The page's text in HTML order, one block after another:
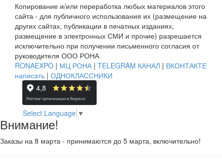
Копирование и/или переработка любых материалов этого
сайта - для публичного использования их (размещение на
других сайтах, публикации в печатных изданиях,
размещение в электронных СМИ и прочие) разрешается
исключительно при получении письменного согласия от
руководителя ООО РОНА
RONAEXPO | МЦ РОНА | TELEGRAM КАНАЛ | ВКОНТАКТЕ
написать | ОДНОКЛАССНИКИ
Select Language ▼
Внимание!
Заказы на 8 марта - принимаются до 5 марта, включительно!